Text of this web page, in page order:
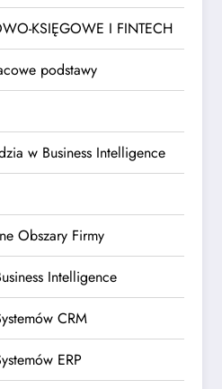
KSIĘGOWE I FINTECH
podstawy
w Business Intelligence
Obszary Firmy
Intelligence
CRM
ERP